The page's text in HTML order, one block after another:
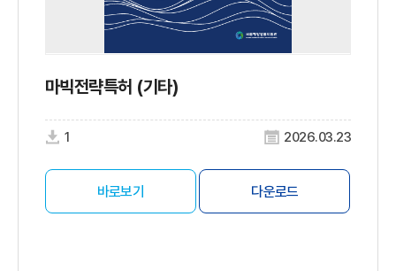
마빅전략특허 (기타)
1 2026.03.23
바로보기 다운로드